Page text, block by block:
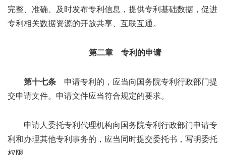
完整、准确、及时发布专利信息，提供专利基础数据，促进
专利相关数据资源的开放共享、互联互通。
第二章 专利的申请
第十七条 申请专利的，应当向国务院专利行政部门提
交申请文件。申请文件应当符合规定的要求。
申请人委托专利代理机构向国务院专利行政部门申请专
利和办理其他专利事务的，应当同时提交委托书，写明委托
权限。